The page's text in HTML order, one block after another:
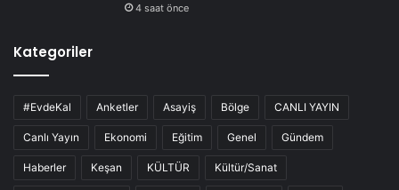
4 saat önce
Kategoriler
#EvdeKal Anketler Asayiş Bölge CANLI YAYIN
Canlı Yayın Ekonomi Eğitim Genel Gündem
Haberler Keşan KÜLTÜR Kültür/Sanat